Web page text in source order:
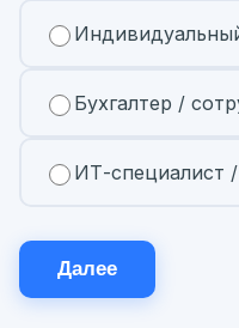
Бухгалтер /
ИТ-специалист
Далее